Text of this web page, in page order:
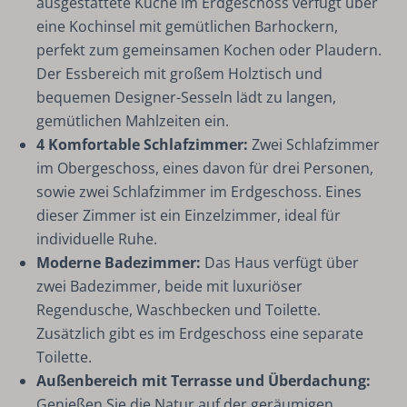
eine Kochinsel mit gemütlichen Barhockern,
perfekt zum gemeinsamen Kochen oder Plaudern.
Der Essbereich mit großem Holztisch und
bequemen Designer-Sesseln lädt zu langen,
gemütlichen Mahlzeiten ein.
4 Komfortable Schlafzimmer: Zwei Schlafzimmer
im Obergeschoss, eines davon für drei Personen,
sowie zwei Schlafzimmer im Erdgeschoss. Eines
dieser Zimmer ist ein Einzelzimmer, ideal für
individuelle Ruhe.
Moderne Badezimmer: Das Haus verfügt über
zwei Badezimmer, beide mit luxuriöser
Regendusche, Waschbecken und Toilette.
Zusätzlich gibt es im Erdgeschoss eine separate
Toilette.
Außenbereich mit Terrasse und Überdachung: